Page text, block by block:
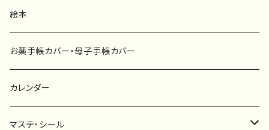
ファブリックボード
キーホルダー
ポストカード
選び取りカード
カーステッカー
タペストリー
絵本
お薬手帳カバー・母子手帳カバー
カレンダー
マステ・シール